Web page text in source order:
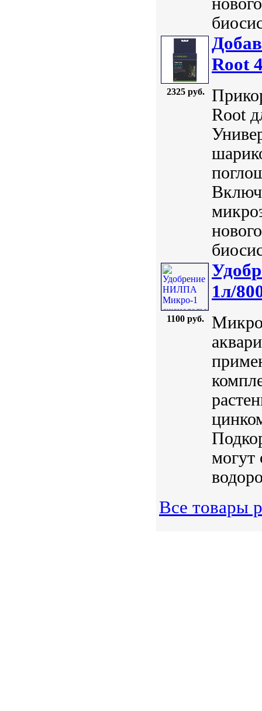
2325 руб.
Root
Root
1100 руб.
1л/
могут
Все товары